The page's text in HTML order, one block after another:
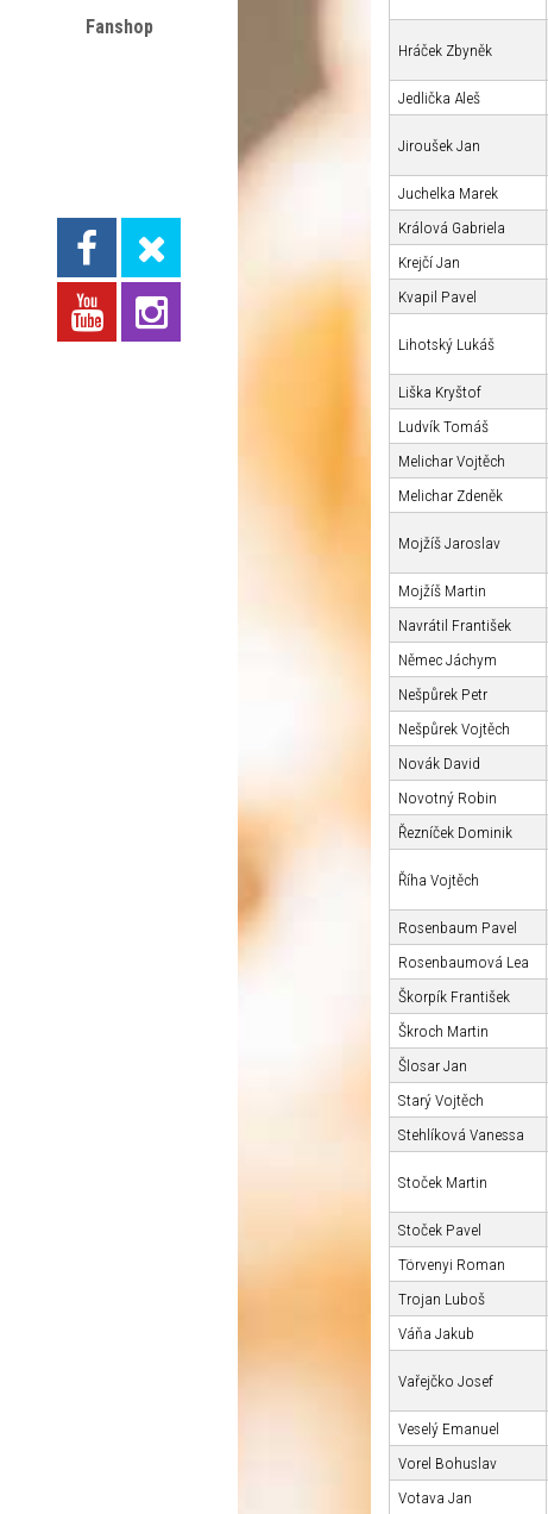
Hráček Zbyněk
Jedlička Aleš
Jiroušek Jan
Juchelka Marek
Králová Gabriela
Krejčí Jan
Kvapil Pavel
Lihotský Lukáš
Liška Kryštof
Ludvík Tomáš
Melichar Vojtěch
Melichar Zdeněk
Mojžíš Jaroslav
Mojžíš Martin
Navrátil František
Němec Jáchym
Nešpůrek Petr
Nešpůrek Vojtěch
Novák David
Novotný Robin
Řezníček Dominik
Říha Vojtěch
Rosenbaum Pavel
Rosenbaumová Lea
Škorpík František
Škroch Martin
Šlosar Jan
Starý Vojtěch
Stehlíková Vanessa
Stoček Martin
Stoček Pavel
Törvenyi Roman
Trojan Luboš
Váňa Jakub
Vařejčko Josef
Veselý Emanuel
Vorel Bohuslav
Votava Jan
Fanshop